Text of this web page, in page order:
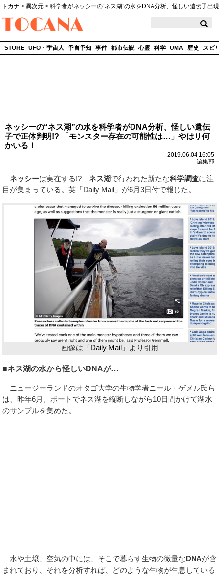
トカナ > 異次元 > 科学者がネッシーの“ネス湖”の水をDNA分析、怪しい遺伝子出
STORE UFO・宇宙人 予言予知 事件 都市伝説 心霊 科学 UMA 歴史 スピ
ネッシーの“ネス湖”の水を科学者がDNA分析、怪しい遺伝
子で正体判明!? 「モンスター存在の可能性は…」やはり何
かいる！
2019.06.04 16:05
編集部
ネッシーは実在する!? ネス湖で行われた新たな科学調査に注
目が集まっている。英「Daily Mail」が6月3日付で報じた。
画像は「Daily Mail」より引用
■ネス湖の水から怪しいDNAが…
ニュージーランドのオタゴ大学の生物学者ニール・ゲメル氏ら
は、昨年6月、ボートでネス湖を縦断しながら10日間かけて湖水
のサンプルを集めた。
水や土壌、空気の中には、そこで暮らす生物の微量なDNAが含
まれており、それを分析すれば、どのような生物が生息している